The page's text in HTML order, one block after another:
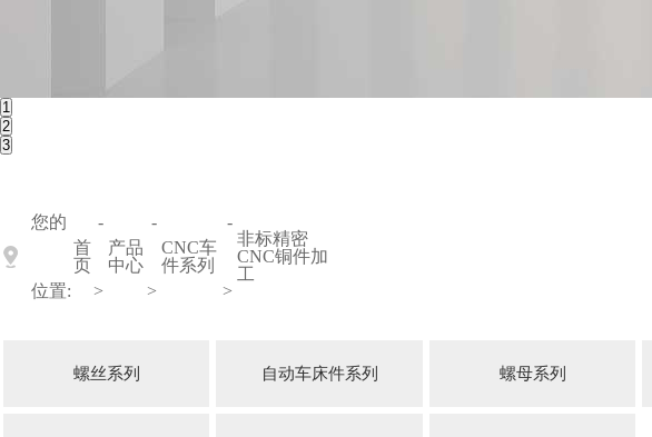
1
2
3
您的
位置:
首
页
-
>
产品
中心
-
>
CNC车
件系列
-
>
非标精密
CNC铜件加
工
螺丝系列 自动车床件系列 螺母系列